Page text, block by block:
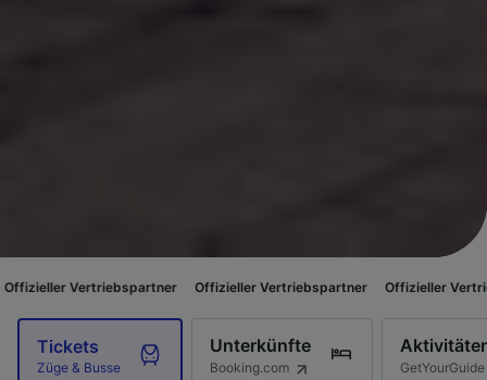
Offizieller Vertriebspartner Offizieller Vertriebspartner
Tickets
Züge & Busse
Unterkünfte
Booking.com GetYourGuide